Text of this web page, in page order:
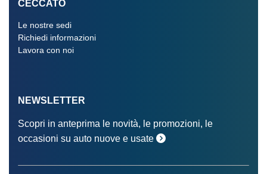
CECCATO
Le nostre sedi
Richiedi informazioni
Lavora con noi
NEWSLETTER
Scopri in anteprima le novità, le promozioni, le
occasioni su auto nuove e usate